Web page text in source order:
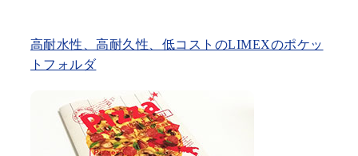
高耐水性、高耐久性、低コストのLIMEXのポケッ
トフォルダ